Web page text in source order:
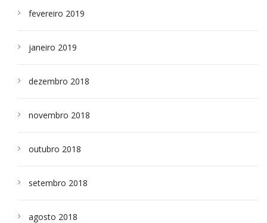
fevereiro 2019
janeiro 2019
dezembro 2018
novembro 2018
outubro 2018
setembro 2018
agosto 2018